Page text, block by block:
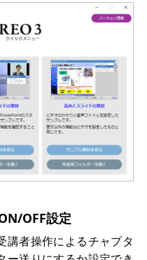
OFF設定
講者操作によるチャプタ